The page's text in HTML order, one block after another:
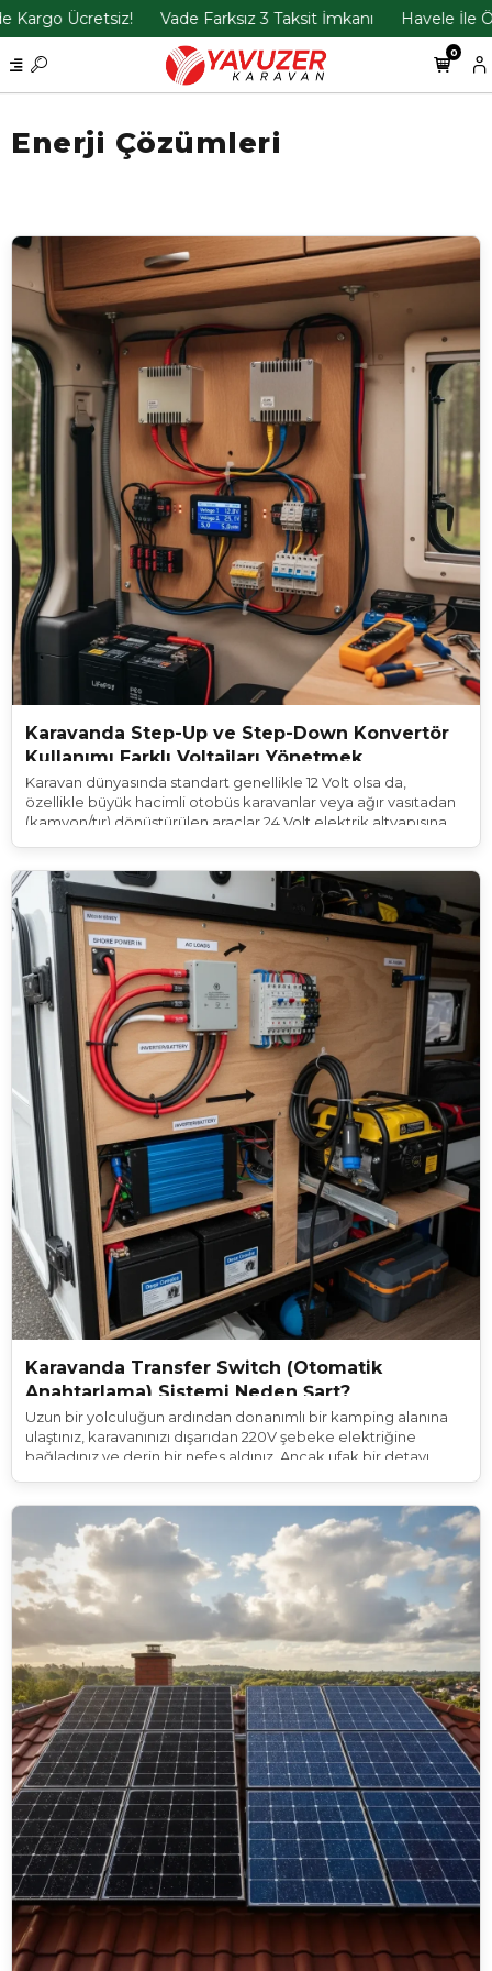
Vade Farksız 3 Taksit İmkanı Havele İle Ödemelerde %5
0
Enerji Çözümleri
Karavanda Step-Up ve Step-Down Konvertör
Kullanımı Farklı Voltajları Yönetmek
Karavan dünyasında standart genellikle 12 Volt olsa da,
özellikle büyük hacimli otobüs karavanlar veya ağır vasıtadan
(kamyon/tır) dönüştürülen araçlar 24 Volt elektrik altyapısına
olması nedeniyle ciddi bir uyumsuzluk yaratır. Benzer şekilde,
bazen 12V olan sisteminizde 19V ile çalışan bir laptopu veya 24V
bir cihazı çalıştırmanız gerekebilir.
Karavanda Transfer Switch (Otomatik
Anahtarlama) Sistemi Neden Şart?
Uzun bir yolculuğun ardından donanımlı bir kamping alanına
ulaştınız, karavanınızı dışarıdan 220V şebeke elektriğine
bağladınız ve derin bir nefes aldınız. Ancak ufak bir detayı
Peki, şebekeden gelen elektrik ile inverterin ürettiği elektrik
karavanın priz tesisatında aynı anda çarpışırsa ne olur?